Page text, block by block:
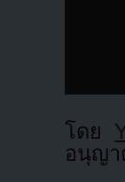
โดย
อนุญา